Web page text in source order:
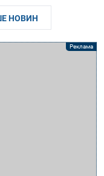
НОВИН